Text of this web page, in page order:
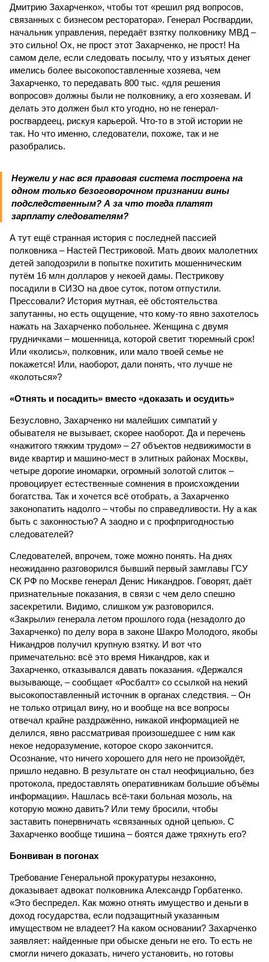
Дмитрию Захарченко», чтобы тот «решил ряд вопросов,
связанных с бизнесом ресторатора». Генерал Росгвардии,
начальник управления, передаёт взятку полковнику МВД –
это сильно! Ох, не прост этот Захарченко, не прост! На
самом деле, если следовать посылу, что у изъятых денег
имелись более высокопоставленные хозяева, чем
Захарченко, то передавать 800 тыс. «для решения
вопросов» должны были не полковнику, а его хозяевам. И
делать это должен был кто угодно, но не генерал-
росгвардеец, рискуя карьерой. Что-то в этой истории не
так. Но что именно, следователи, похоже, так и не
разобрались.
Неужели у нас вся правовая система построена на
одном только безоговорочном признании вины
подследственным? А за что тогда платят
зарплату следователям?
А тут ещё странная история с последней пассией
полковника – Настей Пестриковой. Мать двоих малолетних
детей заподозрили в попытке похитить мошенническим
путём 16 млн долларов у некоей дамы. Пестрикову
посадили в СИЗО на двое суток, потом отпустили.
Прессовали? История мутная, её обстоятельства
запутанны, но есть ощущение, что кому-то явно захотелось
нажать на Захарченко побольнее. Женщина с двумя
грудничками – мошенница, которой светит тюремный срок!
Или «колись», полковник, или мало твоей семье не
покажется! Или, наоборот, дали понять, что лучше не
«колоться»?
«Отнять и посадить» вместо «доказать и осудить»
Безусловно, Захарченко ни малейших симпатий у
обывателя не вызывает, скорее наоборот. Да и перечень
«нажитого тяжким трудом» – 27 объектов недвижимости в
виде квартир и машино-мест в элитных районах Москвы,
четыре дорогие иномарки, огромный золотой слиток –
провоцирует естественные сомнения в происхождении
богатства. Так и хочется всё отобрать, а Захарченко
законопатить надолго – чтобы по справедливости. Ну а как
быть с законностью? А заодно и с профпригодностью
следователей?
Следователей, впрочем, тоже можно понять. На днях
неожиданно разговорился бывший первый замглавы ГСУ
СК РФ по Москве генерал Денис Никандров. Говорят, даёт
признательные показания, в связи с чем дело спешно
засекретили. Видимо, слишком уж разговорился.
«Закрыли» генерала летом прошлого года (незадолго до
Захарченко) по делу вора в законе Шакро Молодого, якобы
Никандров получил крупную взятку. И вот что
примечательно: всё это время Никандров, как и
Захарченко, отказывался давать показания. «Держался
вызывающе, – сообщает «Росбалт» со ссылкой на некий
высокопоставленный источник в органах следствия. – Он
не только отрицал вину, но и вообще на все вопросы
отвечал крайне раздражённо, никакой информацией не
делился, явно рассматривая произошедшее с ним как
некое недоразумение, которое скоро закончится.
Осознание, что ничего хорошего для него не произойдёт,
пришло недавно. В результате он стал неофициально, без
протокола, предоставлять оперативникам большие объёмы
информации». Нашлась всё-таки больная мозоль, на
которую можно давить? Или тему бросили, чтобы
заставить понервничать «связанных одной цепью». С
Захарченко вообще тишина – боятся даже тряхнуть его?
Бонвиван в погонах
Требование Генеральной прокуратуры незаконно,
доказывает адвокат полковника Александр Горбатенко.
«Это беспредел. Как можно отнять имущество и деньги в
доход государства, если подзащитный указанным
имуществом не владеет? На каком основании? Захарченко
заявляет: найденные при обыске деньги не его. То есть не
смогли ничего доказать, ничего установить, но готовы